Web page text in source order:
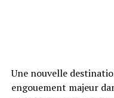
Une nouvelle
engouement majeur